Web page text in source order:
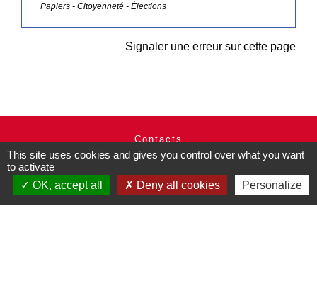
Papiers - Citoyenneté - Élections
Signaler une erreur sur cette page
Contacts
Commune de Pullay
27130 Pullay - FRANCE
+33 2 32 32 18 58
This site uses cookies and gives you control over what you want
to activate
OK, accept all
Deny all cookies Personalize